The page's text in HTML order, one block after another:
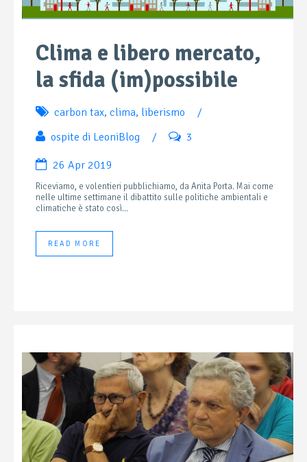
Clima e libero mercato,
la sfida (im)possibile
carbon tax, clima, liberismo
/
ospite di LeoniBlog
/ 3
26 Apr 2019
Riceviamo, e volentieri pubblichiamo, da Anita Porta. Mai come
nelle ultime settimane il dibattito sulle politiche ambientali e
climatiche è stato così...
READ MORE